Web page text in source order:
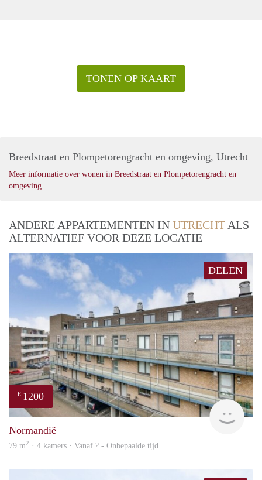
TONEN OP KAART
Breedstraat en Plompetorengracht en omgeving, Utrecht
Meer informatie over wonen in Breedstraat en Plompetorengracht en
omgeving
ANDERE APPARTEMENTEN IN UTRECHT ALS
ALTERNATIEF VOOR DEZE LOCATIE
DELEN
€ 1200
Normandië
79 m2 · 4 kamers · Vanaf ? - Onbepaalde tijd